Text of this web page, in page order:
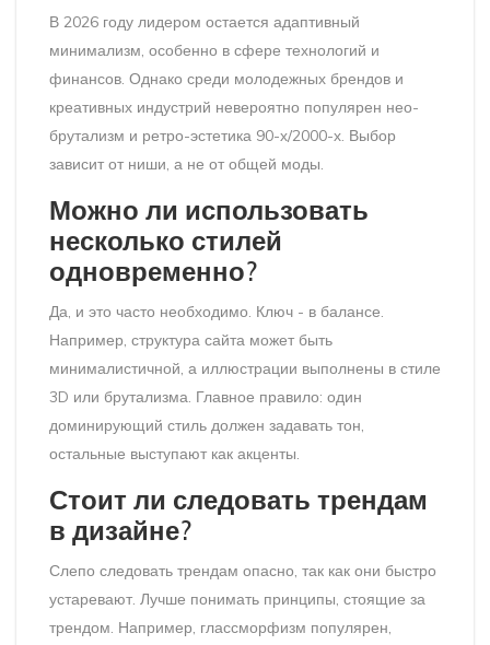
В 2026 году лидером остается адаптивный
минимализм, особенно в сфере технологий и
финансов. Однако среди молодежных брендов и
креативных индустрий невероятно популярен нео-
брутализм и ретро-эстетика 90-х/2000-х. Выбор
зависит от ниши, а не от общей моды.
Можно ли использовать
несколько стилей
одновременно?
Да, и это часто необходимо. Ключ - в балансе.
Например, структура сайта может быть
минималистичной, а иллюстрации выполнены в стиле
3D или брутализма. Главное правило: один
доминирующий стиль должен задавать тон,
остальные выступают как акценты.
Стоит ли следовать трендам
в дизайне?
Слепо следовать трендам опасно, так как они быстро
устаревают. Лучше понимать принципы, стоящие за
трендом. Например, глассморфизм популярен,